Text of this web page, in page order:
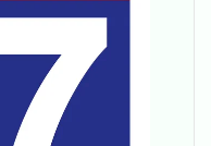
жителей перед